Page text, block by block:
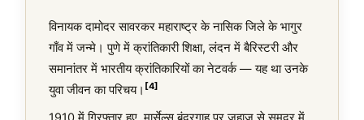
विनायक दामोदर सावरकर महाराष्ट्र के नासिक जिले के भागुर
गाँव में जन्मे। पुणे में क्रांतिकारी शिक्षा, लंदन में बैरिस्टरी और
समानांतर में भारतीय क्रांतिकारियों का नेटवर्क — यह था उनके
युवा जीवन का परिचय। [4]